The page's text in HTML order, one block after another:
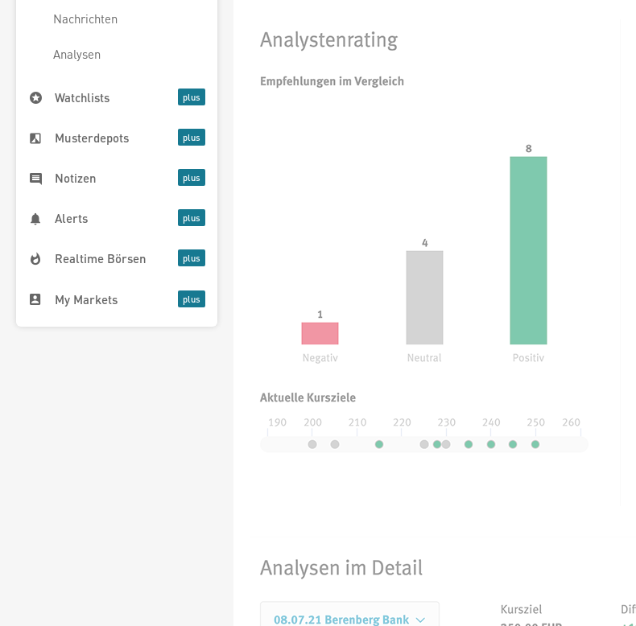
Nachrichten
Analysen
Watchlists
Musterdepots
Notizen
Alerts
Realtime Börsen
My Markets